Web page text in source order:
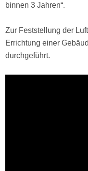
binnen 3 Jahren“.
Zur Feststellung der
Errichtung einer
durchgeführt.